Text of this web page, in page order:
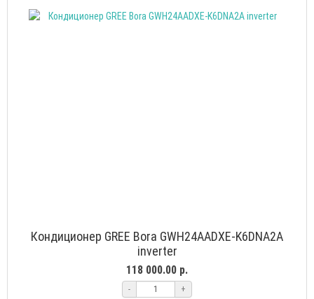
Кондиционер GREE Bora GWH24AADXE-K6DNA2A
inverter
118 000.00 р.
- +